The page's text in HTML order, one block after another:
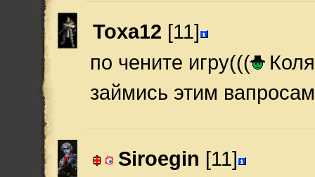
Toxa12 [11]
по чените игру(((
Коля
займись этим вапросам
Siroegin [11]